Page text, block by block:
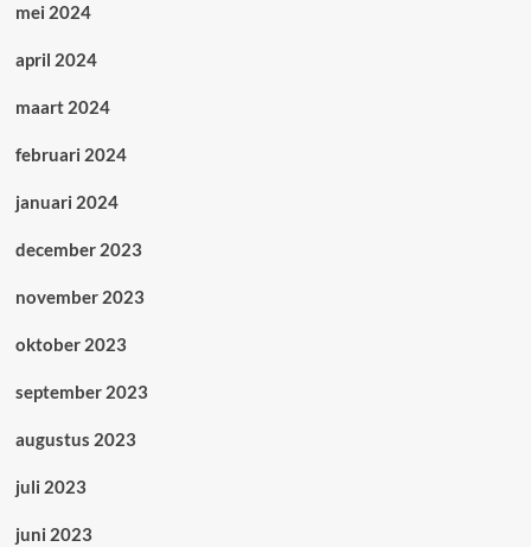
mei 2024
april 2024
maart 2024
februari 2024
januari 2024
december 2023
november 2023
oktober 2023
september 2023
augustus 2023
juli 2023
juni 2023